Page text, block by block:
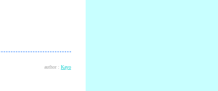
author : Kayo